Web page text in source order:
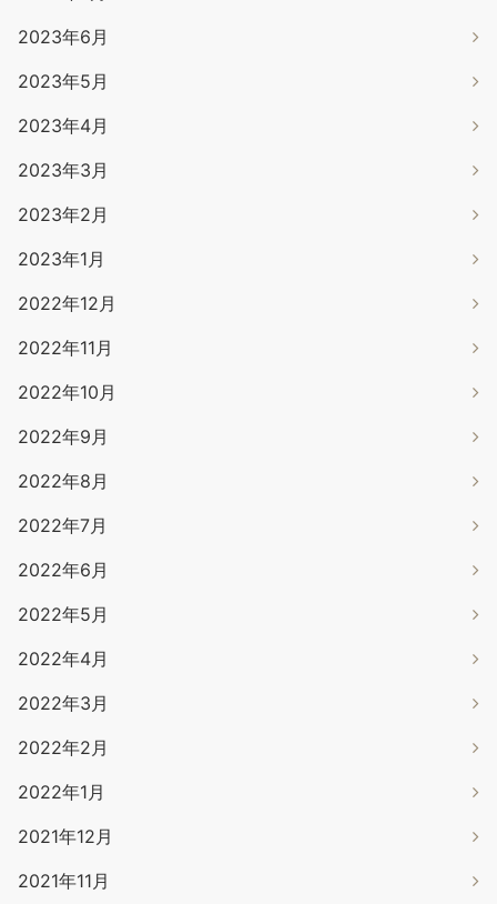
2023年6月
2023年5月
2023年4月
2023年3月
2023年2月
2023年1月
2022年12月
2022年11月
2022年10月
2022年9月
2022年8月
2022年7月
2022年6月
2022年5月
2022年4月
2022年3月
2022年2月
2022年1月
2021年12月
2021年11月